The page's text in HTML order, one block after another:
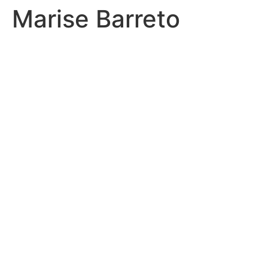
Marise Barreto